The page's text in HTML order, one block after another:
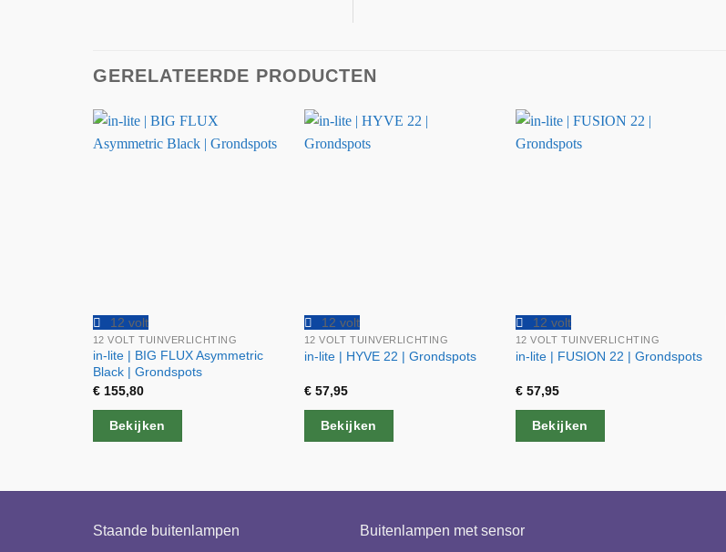
GERELATEERDE PRODUCTEN
12 volt
12 VOLT TUINVERLICHTING
in-lite | BIG FLUX Asymmetric
Black | Grondspots
€155,80
Bekijken
12 volt
12 VOLT TUINVERLICHTING
in-lite | HYVE 22 | Grondspots
€57,95
Bekijken
12 volt
12 VOLT TUINVERLICHTING
in-lite | FUSION 22 | Grondspots
€57,95
Bekijken
Staande buitenlampen Buitenlampen met sensor